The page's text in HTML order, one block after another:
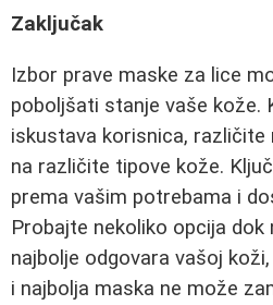
Zaključak
Izbor prave maske za lice
poboljšati stanje vaše kože.
iskustava korisnica,
na različite tipove kože.
prema vašim potrebama i
Probajte nekoliko opcija
najbolje odgovara vašoj
i najbolja maska ne može